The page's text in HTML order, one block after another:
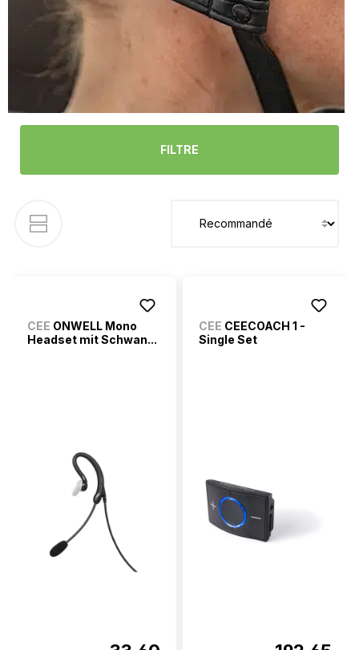
FILTRE
CEE ONWELL Mono
Headset mit Schwan...
CEE CEECOACH 1 -
Single Set